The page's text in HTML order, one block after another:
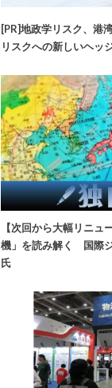
[PR]地政学リスク、港
リスクへの新しいヘッ
【次回から大幅リニュ
機」を読み解く 国際
氏